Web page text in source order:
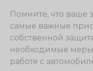
Помните, что ваше
самые важные
собственной
необходимые
работе с